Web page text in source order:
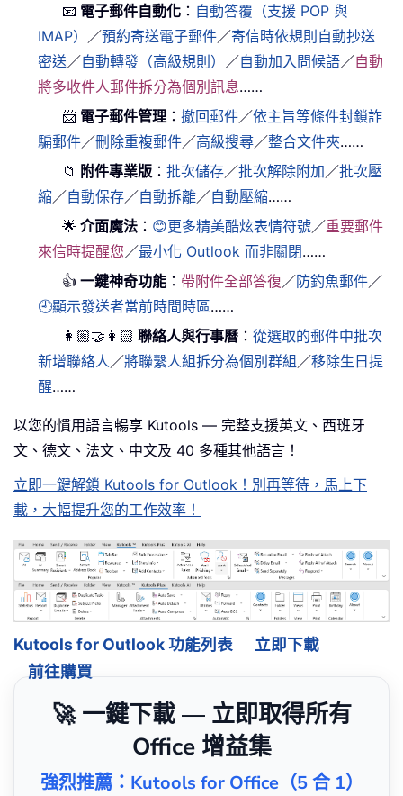
📧 電子郵件自動化 ： 自動答覆（支援 POP 與
IMAP）
／預約寄送電子郵件／寄信時依規則自動抄送
密送 ／自動轉發（高級規則） ／自動加入問候語／自動
將多收件人郵件拆分為個別訊息……
📨 電子郵件管理 ：撤回郵件／依主旨等條件封鎖詐
騙郵件／刪除重複郵件／高級搜尋／整合文件夾……
📁 附件專業版 ：批次儲存／批次解除附加 ／批次壓
縮／自動保存／自動拆離／自動壓縮……
🌟 介面魔法 ： 😊更多精美酷炫表情符號／重要郵件
來信時提醒您 ／最小化 Outlook 而非關閉……
👍 一鍵神奇功能 ： 帶附件全部答復 ／防釣魚郵件／
🕘顯示發送者當前時間時區……
👩🏼‍🤝‍👩🏻 聯絡人與行事曆 ：從選取的郵件中批次
新增聯絡人 ／將聯繫人組拆分為個別群組 ／移除生日提
醒……
以您的慣用語言暢享 Kutools — 完整支援英文、西班牙
文、德文、法文、中文及 40 多種其他語言！
立即一鍵解鎖 Kutools for Outlook！別再等待，馬上下
載，大幅提升您的工作效率！
Kutools for Outlook 功能列表
立即下載
前往購買
🚀 一鍵下載 — 立即取得所有
Office 增益集
強烈推薦：Kutools for Office（5 合 1）